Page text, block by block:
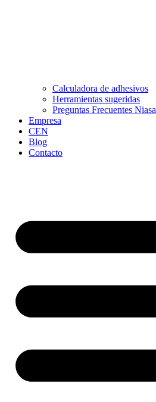
Calculadora de adhesivos
Herramientas sugeridas
Preguntas Frecuentes Niasa
Empresa
CEN
Blog
Contacto